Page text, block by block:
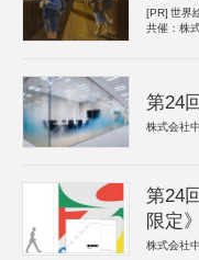
[PR] 世界
共催：株
第24
株式会社
第24
限定》
株式会社